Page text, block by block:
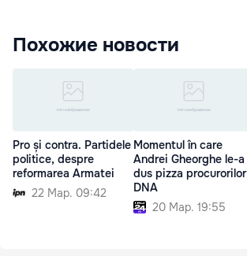
Похожие новости
Pro și contra. Partidele
politice, despre
reformarea Armatei
22 Мар. 09:42
Momentul în care
Andrei Gheorghe le-a
dus pizza procurorilor
DNA
20 Мар. 19:55